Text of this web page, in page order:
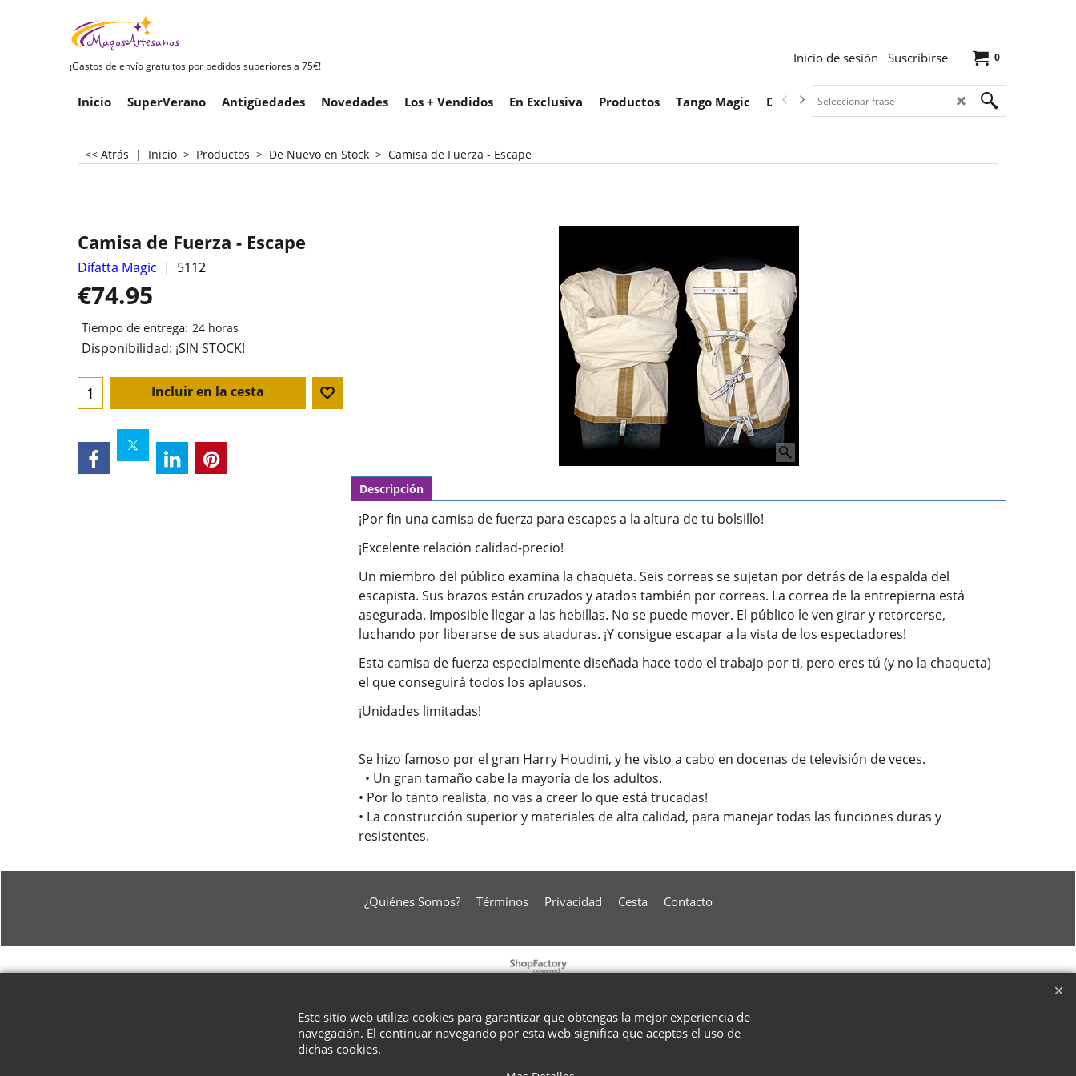
¡Gastos de envío gratuitos por pedidos superiores a 75€!
0
Inicio de sesión Suscribirse
Inicio SuperVerano Antigüedades Novedades Los + Vendidos En Exclusiva Productos Tango Magic Descargas
<< Atrás | Inicio > Productos > De Nuevo en Stock > Camisa de Fuerza - Escape
Camisa de Fuerza - Escape
Difatta Magic 5112
€74.95
Tiempo de entrega: 24 horas
Disponibilidad: ¡SIN STOCK!
Incluir en la cesta
Descripción
¡Por fin una camisa de fuerza para escapes a la altura de tu bolsillo!
¡Excelente relación calidad-precio!
Un miembro del público examina la chaqueta. Seis correas se sujetan por detrás de la espalda del
escapista. Sus brazos están cruzados y atados también por correas. La correa de la entrepierna está
asegurada. Imposible llegar a las hebillas. No se puede mover. El público le ven girar y retorcerse,
luchando por liberarse de sus ataduras. ¡Y consigue escapar a la vista de los espectadores!
Esta camisa de fuerza especialmente diseñada hace todo el trabajo por ti, pero eres tú (y no la chaqueta)
el que conseguirá todos los aplausos.
¡Unidades limitadas!
Se hizo famoso por el gran Harry Houdini, y he visto a cabo en docenas de televisión de veces.
• Un gran tamaño cabe la mayoría de los adultos.
• Por lo tanto realista, no vas a creer lo que está trucadas!
• La construcción superior y materiales de alta calidad, para manejar todas las funciones duras y
resistentes.
¿Quiénes Somos? Términos Privacidad Cesta Contacto
To create online store
ShopFactory eCommerce
Este sitio web utiliza cookies para garantizar que obtengas la mejor experiencia de
navegación. El continuar navegando por esta web significa que aceptas el uso de
dichas cookies.